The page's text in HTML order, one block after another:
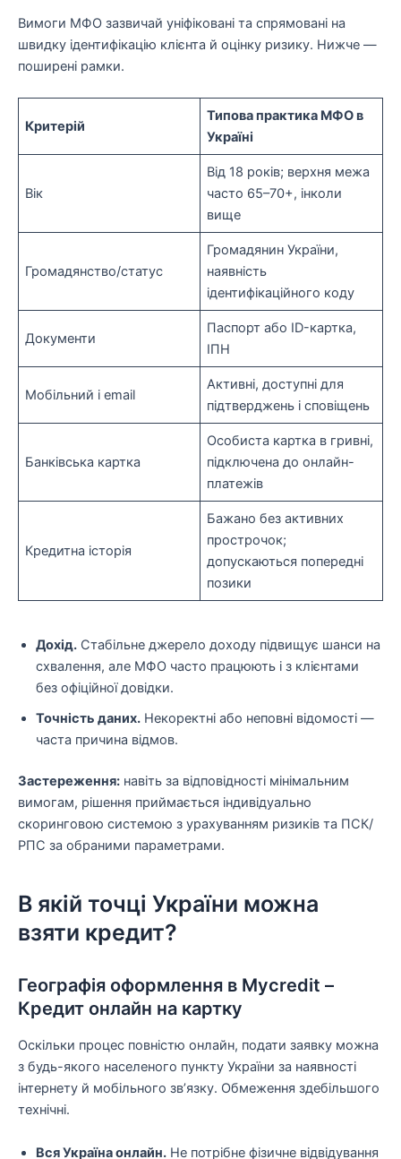
Вимоги МФО зазвичай уніфіковані та спрямовані на
швидку ідентифікацію клієнта й оцінку ризику. Нижче —
поширені рамки.
Критерій
Типова практика МФО в
Україні
Вік
Від 18 років; верхня межа
часто 65–70+, інколи
вище
Громадянство/статус
Громадянин України,
наявність
ідентифікаційного коду
Документи
Паспорт або ID-картка,
ІПН
Мобільний і email
Активні, доступні для
підтверджень і сповіщень
Банківська картка
Особиста картка в гривні,
підключена до онлайн-
платежів
Кредитна історія
Бажано без активних
прострочок;
допускаються попередні
позики
Дохід. Стабільне джерело доходу підвищує шанси на
схвалення, але МФО часто працюють і з клієнтами
без офіційної довідки.
Точність даних. Некоректні або неповні відомості —
часта причина відмов.
Застереження: навіть за відповідності мінімальним
вимогам, рішення приймається індивідуально
скоринговою системою з урахуванням ризиків та ПСК/
РПС за обраними параметрами.
В якій точці України можна
взяти кредит?
Географія оформлення в Mycredit –
Кредит онлайн на картку
Оскільки процес повністю онлайн, подати заявку можна
з будь-якого населеного пункту України за наявності
інтернету й мобільного зв’язку. Обмеження здебільшого
технічні.
Вся Україна онлайн. Не потрібне фізичне відвідування